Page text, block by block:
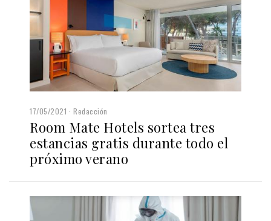
17/05/2021 Redacción
Room Mate Hotels sortea tres
estancias gratis durante todo el
próximo verano